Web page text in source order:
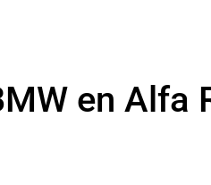
en Alfa